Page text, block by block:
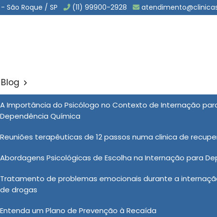
São Roque / SP (11) 99900-2928
Blog
A Importância do Psicólogo no Contexto de Internação
Dependência Química
Reuniões terapêuticas de 12 passos numa clinica de
Abordagens Psicológicas de Escolha na Internação para
Tratamento de problemas emocionais durante a
de drogas
Entenda um Plano de Prevenção à Recaída
Dependencia Quimica
em todas as etapas do processo. Desde a fase inicial
equipe multidisciplinar de profissionais de saúde
O objetivo é fornecer um ambiente seguro e